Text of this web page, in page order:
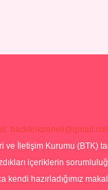
İletişim Kurumu (BTK)
içeriklerin
kendi hazırladığımız